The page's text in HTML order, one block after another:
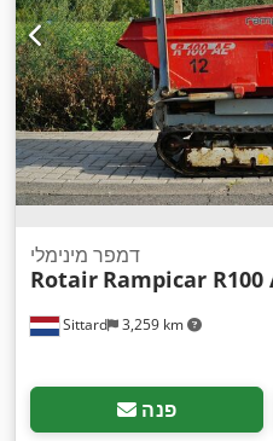
Sittard 3,259 km
דמפר מינימלי
Rotair Rampicar R100
פנה